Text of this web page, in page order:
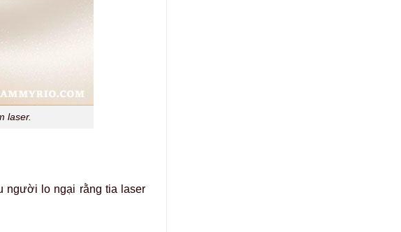
laser.
người lo ngại rằng tia laser